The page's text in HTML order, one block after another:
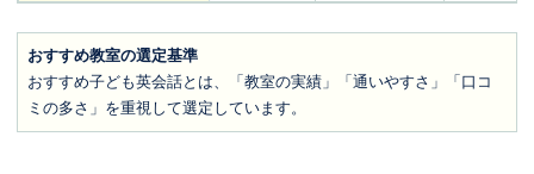
おすすめ教室の選定基準
おすすめ子ども英会話とは、「教室の実績」「通いやすさ」「口コ
ミの多さ」を重視して選定しています。